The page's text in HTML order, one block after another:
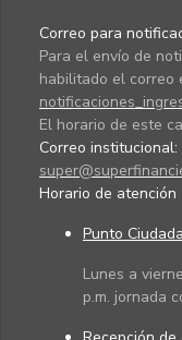
Correo para
Para el envío de
habilitado el correo
El horario de este
Correo institucional:
Horario de atención
Punto
Lunes a
p.m. jornada